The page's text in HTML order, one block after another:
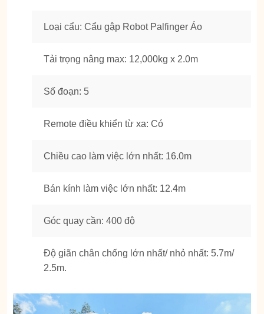
Loại cẩu: Cẩu gập Robot Palfinger Áo
Tải trọng nâng max: 12,000kg x 2.0m
Số đoạn: 5
Remote điều khiển từ xa: Có
Chiều cao làm việc lớn nhất: 16.0m
Bán kính làm việc lớn nhất: 12.4m
Góc quay cần: 400 độ
Độ giãn chân chống lớn nhất/ nhỏ nhất: 5.7m/
2.5m.